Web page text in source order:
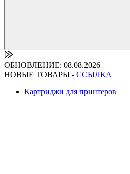
ОБНОВЛЕНИЕ: 08.08.2026
НОВЫЕ ТОВАРЫ - ССЫЛКА
Картриджи для принтеров